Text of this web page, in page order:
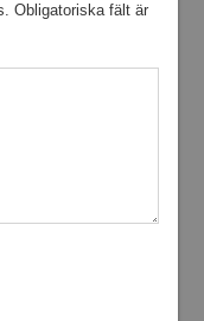
Obligatoriska fält är